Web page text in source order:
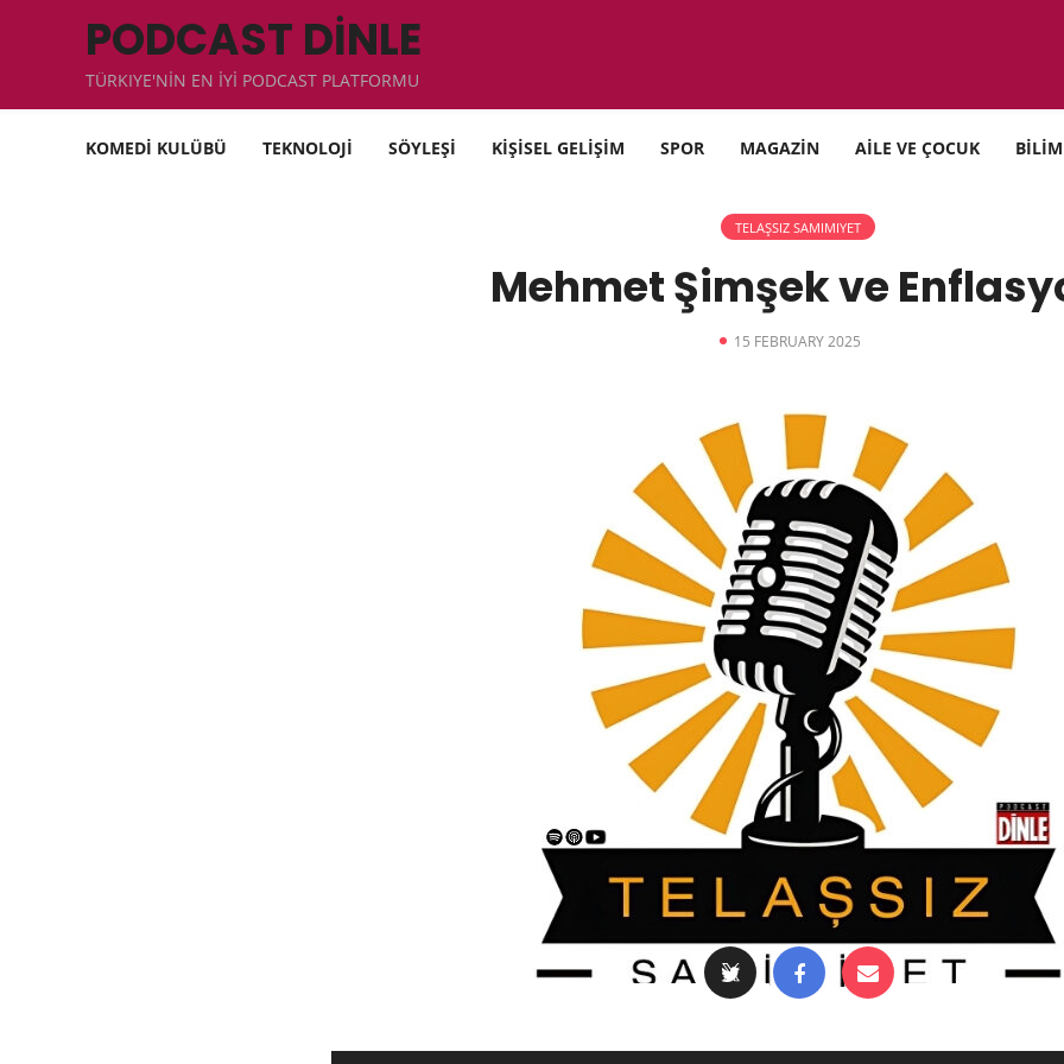
PODCAST DİNLE
TÜRKIYE'NİN EN İYİ PODCAST PLATFORMU
KOMEDİ KULÜBÜ TEKNOLOJİ SÖYLEŞİ KİŞİSEL GELİŞİM SPOR MAGAZİN AİLE VE ÇOCUK BİLİM
TELAŞSIZ SAMIMIYET
Mehmet Şimşek ve
15 FEBRUARY 2025